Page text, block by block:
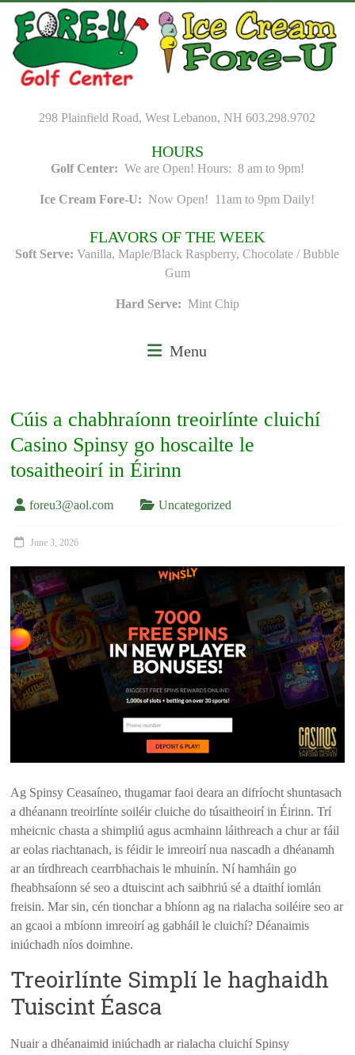
content
298 Plainfield Road, West Lebanon, NH 603.298.9702
HOURS
Golf Center: We are Open! Hours: 8 am to 9pm!
Ice Cream Fore-U: Now Open! 11am to 9pm Daily!
FLAVORS OF THE WEEK
Soft Serve: Vanilla, Maple/Black Raspberry, Chocolate / Bubble
Gum
Hard Serve: Mint Chip
Menu
Cúis a chabhraíonn treoirlínte cluichí
Casino Spinsy go hoscailte le
tosaitheoirí in Éirinn
foreu3@aol.com Uncategorized
June 3, 2026
Ag Spinsy Ceasaíneo, thugamar faoi deara an difríocht shuntasach
a dhéanann treoirlínte soiléir cluiche do túsaitheoirí in Éirinn. Trí
mheicnic chasta a shimpliú agus acmhainn láithreach a chur ar fáil
ar eolas riachtanach, is féidir le imreoirí nua nascadh a dhéanamh
ar an tírdhreach cearrbhachais le mhuinín. Ní hamháin go
fheabhsaíonn sé seo a dtuiscint ach saibhriú sé a dtaithí iomlán
freisin. Mar sin, cén tionchar a bhíonn ag na rialacha soiléire seo ar
an gcaoi a mbíonn imreoirí ag gabháil le cluichí? Déanaimis
iniúchadh níos doimhne.
Treoirlínte Simplí le haghaidh
Tuiscint Éasca
Nuair a dhéanaimid iniúchadh ar rialacha cluichí Spinsy